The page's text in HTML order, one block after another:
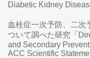
Diabetic Kidney
血栓症一次予防、二次
ついて調べた研究「
and Secondary
ACC Scientific